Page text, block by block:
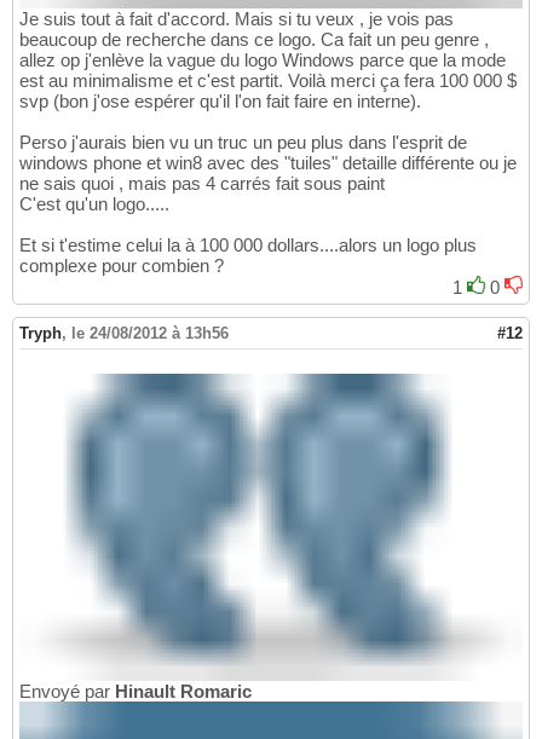
Je suis tout à fait d'accord. Mais si tu veux , je vois pas
beaucoup de recherche dans ce logo. Ca fait un peu genre ,
allez op j'enlève la vague du logo Windows parce que la mode
est au minimalisme et c'est partit. Voilà merci ça fera 100 000 $
svp (bon j'ose espérer qu'il l'on fait faire en interne).
Perso j'aurais bien vu un truc un peu plus dans l'esprit de
windows phone et win8 avec des "tuiles" detaille différente ou je
ne sais quoi , mais pas 4 carrés fait sous paint
C'est qu'un logo.....
Et si t'estime celui la à 100 000 dollars....alors un logo plus
complexe pour combien ?
1
0
Tryph, le 24/08/2012 à 13h56 #12
Envoyé par Hinault Romaric